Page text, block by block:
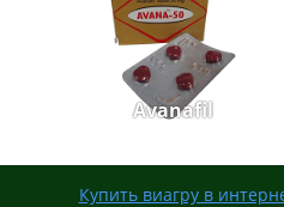
Avanafil
Купить виагру в